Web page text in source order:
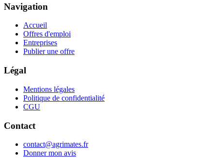
Navigation
Accueil
Offres d'emploi
Entreprises
Publier une offre
Légal
Mentions légales
Politique de confidentialité
CGU
Contact
contact@agrimates.fr
Donner mon avis